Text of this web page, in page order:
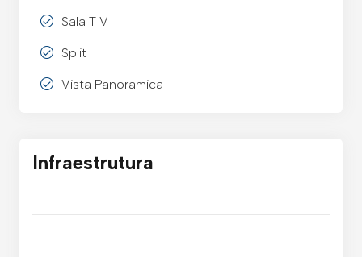
Sala T V
Split
Vista Panoramica
Infraestrutura